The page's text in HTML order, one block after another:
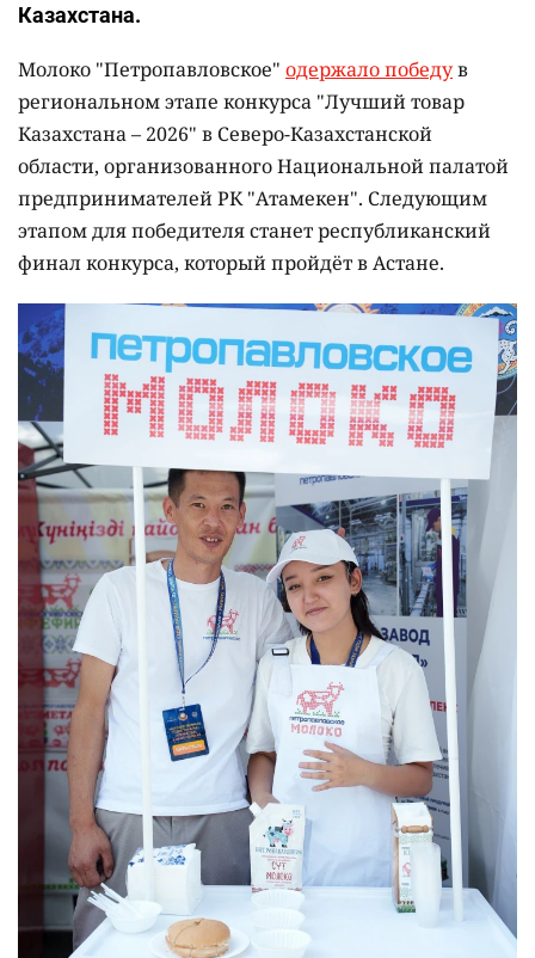
Казахстана.
Молоко "Петропавловское" одержало победув
региональном этапе конкурса "Лучший товар
Казахстана – 2026" в Северо-Казахстанской
области, организованного Национальной палатой
предпринимателей РК "Атамекен". Следующим
этапом для победителя станет республиканский
финал конкурса, который пройдёт в Астане.